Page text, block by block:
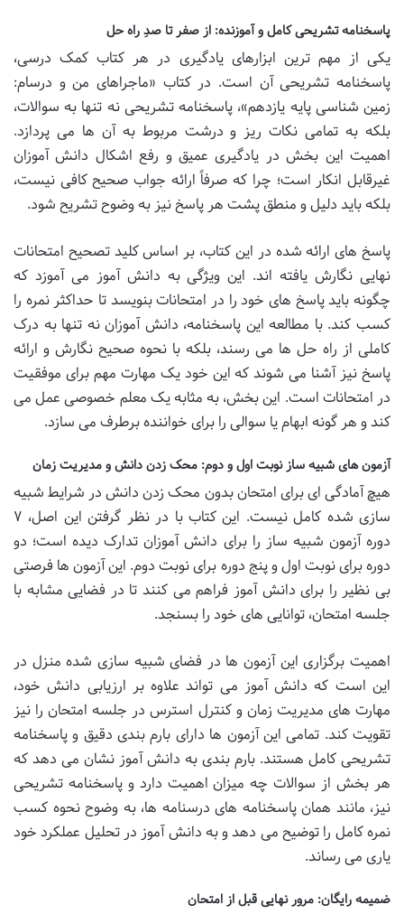
پاسخنامه تشریحی کامل و آموزنده: از صفر تا صدِ راه حل
یکی از مهم ترین ابزارهای یادگیری در هر کتاب کمک درسی،
پاسخنامه تشریحی آن است. در کتاب «ماجراهای من و درسام:
زمین شناسی پایه یازدهم»، پاسخنامه تشریحی نه تنها به سوالات،
بلکه به تمامی نکات ریز و درشت مربوط به آن ها می پردازد.
اهمیت این بخش در یادگیری عمیق و رفع اشکال دانش آموزان
غیرقابل انکار است؛ چرا که صرفاً ارائه جواب صحیح کافی نیست،
بلکه باید دلیل و منطق پشت هر پاسخ نیز به وضوح تشریح شود.
پاسخ های ارائه شده در این کتاب، بر اساس کلید تصحیح امتحانات
نهایی نگارش یافته اند. این ویژگی به دانش آموز می آموزد که
چگونه باید پاسخ های خود را در امتحانات بنویسد تا حداکثر نمره را
کسب کند. با مطالعه این پاسخنامه، دانش آموزان نه تنها به درک
کاملی از راه حل ها می رسند، بلکه با نحوه صحیح نگارش و ارائه
پاسخ نیز آشنا می شوند که این خود یک مهارت مهم برای موفقیت
در امتحانات است. این بخش، به مثابه یک معلم خصوصی عمل می
کند و هر گونه ابهام یا سوالی را برای خواننده برطرف می سازد.
آزمون های شبیه ساز نوبت اول و دوم: محک زدن دانش و مدیریت زمان
هیچ آمادگی ای برای امتحان بدون محک زدن دانش در شرایط شبیه
سازی شده کامل نیست. این کتاب با در نظر گرفتن این اصل، ۷
دوره آزمون شبیه ساز را برای دانش آموزان تدارک دیده است؛ دو
دوره برای نوبت اول و پنج دوره برای نوبت دوم. این آزمون ها فرصتی
بی نظیر را برای دانش آموز فراهم می کنند تا در فضایی مشابه با
جلسه امتحان، توانایی های خود را بسنجد.
اهمیت برگزاری این آزمون ها در فضای شبیه سازی شده منزل در
این است که دانش آموز می تواند علاوه بر ارزیابی دانش خود،
مهارت های مدیریت زمان و کنترل استرس در جلسه امتحان را نیز
تقویت کند. تمامی این آزمون ها دارای بارم بندی دقیق و پاسخنامه
تشریحی کامل هستند. بارم بندی به دانش آموز نشان می دهد که
هر بخش از سوالات چه میزان اهمیت دارد و پاسخنامه تشریحی
نیز، مانند همان پاسخنامه های درسنامه ها، به وضوح نحوه کسب
نمره کامل را توضیح می دهد و به دانش آموز در تحلیل عملکرد خود
یاری می رساند.
ضمیمه رایگان: مرور نهایی قبل از امتحان